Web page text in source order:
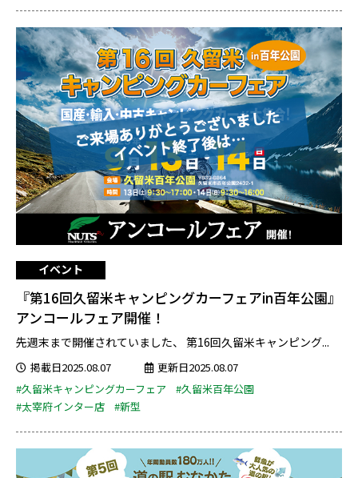
イベント
『第16回久留米キャンピングカーフェアin百年公園』
アンコールフェア開催！
先週末まで開催されていました、 第16回久留米キャンピング...
掲載日2025.08.07
更新日2025.08.07
#久留米キャンピングカーフェア
#久留米百年公園
#太宰府インター店
#新型